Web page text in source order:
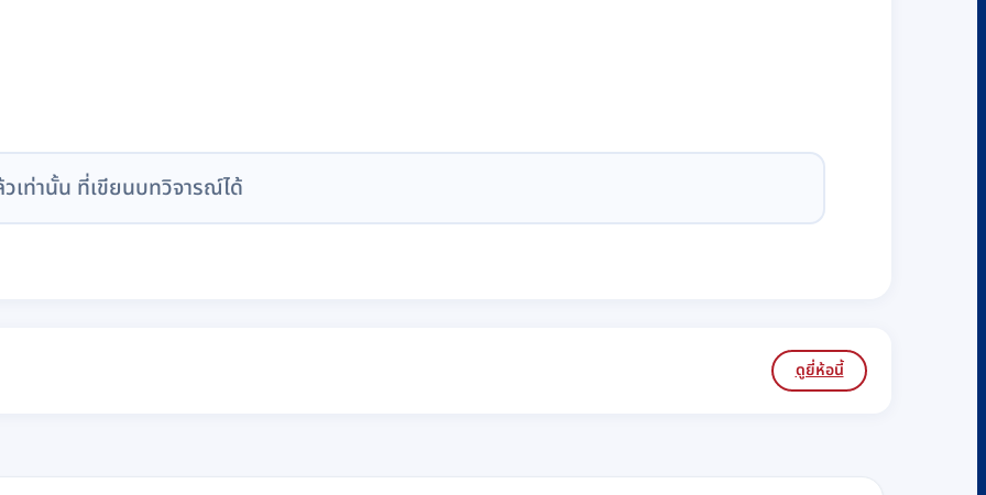
เท่านั้น ที่เขียนบทวิจารณ์ได้
ดูยี่ห้อนี้